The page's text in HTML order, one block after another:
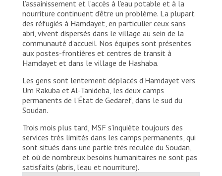
l’assainissement et l’accès à l’eau potable et à la
nourriture continuent d’être un problème. La plupart
des réfugiés à Hamdayet, en particulier ceux sans
abri, vivent dispersés dans le village au sein de la
communauté d’accueil. Nos équipes sont présentes
aux postes-frontières et centres de transit à
Hamdayet et dans le village de Hashaba.
Les gens sont lentement déplacés d’Hamdayet vers
Um Rakuba et Al-Tanideba, les deux camps
permanents de l’État de Gedaref, dans le sud du
Soudan.
Trois mois plus tard, MSF s’inquiète toujours des
services très limités dans les camps permanents, qui
sont situés dans une partie très reculée du Soudan,
et où de nombreux besoins humanitaires ne sont pas
satisfaits (abris, l’eau et nourriture).